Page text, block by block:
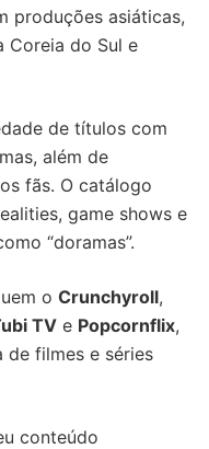
produções asiáticas,
Coreia do Sul e
de títulos com
além de
fãs. O catálogo
game shows e
“doramas”.
o Crunchyroll,
TV e Popcornflix,
de filmes e séries
conteúdo